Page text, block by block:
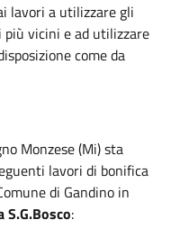
lavori a utilizzare gli
vicini e ad utilizzare
come da
Monzese (Mi) sta
lavori di bonifica
di Gandino in
S.G.Bosco: